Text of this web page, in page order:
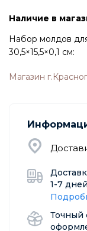
Наличие в
Набор молдов
30,5×15,5×0,1 см:
Магазин
1-7
Точный